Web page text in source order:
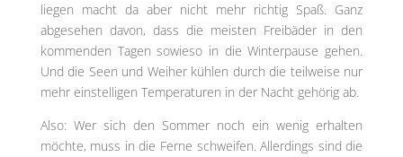
liegen macht da aber nicht mehr richtig Spaß. Ganz
abgesehen davon, dass die meisten Freibäder in den
kommenden Tagen sowieso in die Winterpause gehen.
Und die Seen und Weiher kühlen durch die teilweise nur
mehr einstelligen Temperaturen in der Nacht gehörig ab.
Also: Wer sich den Sommer noch ein wenig erhalten
möchte, muss in die Ferne schweifen. Allerdings sind die